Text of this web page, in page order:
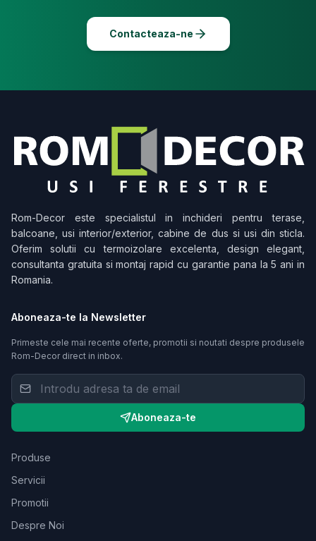
Contacteaza-ne
Rom-Decor este specialistul in inchideri pentru terase,
balcoane, usi interior/exterior, cabine de dus si usi din sticla.
Oferim solutii cu termoizolare excelenta, design elegant,
consultanta gratuita si montaj rapid cu garantie pana la 5 ani in
Romania.
Aboneaza-te la Newsletter
Primeste cele mai recente oferte, promotii si noutati despre produsele
Rom-Decordirect in inbox.
Aboneaza-te
Produse
Servicii
Promotii
Despre Noi